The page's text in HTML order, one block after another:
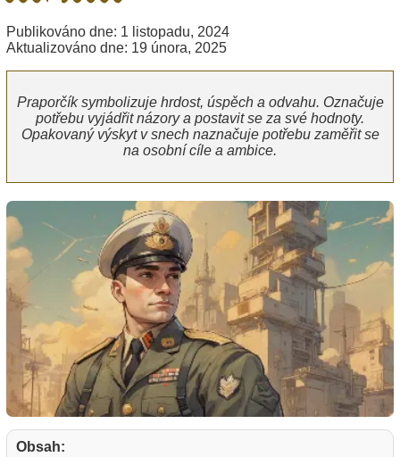
Publikováno dne: 1 listopadu, 2024
Aktualizováno dne: 19 února, 2025
Praporčík symbolizuje hrdost, úspěch a odvahu. Označuje
potřebu vyjádřit názory a postavit se za své hodnoty.
Opakovaný výskyt v snech naznačuje potřebu zaměřit se
na osobní cíle a ambice.
Obsah: